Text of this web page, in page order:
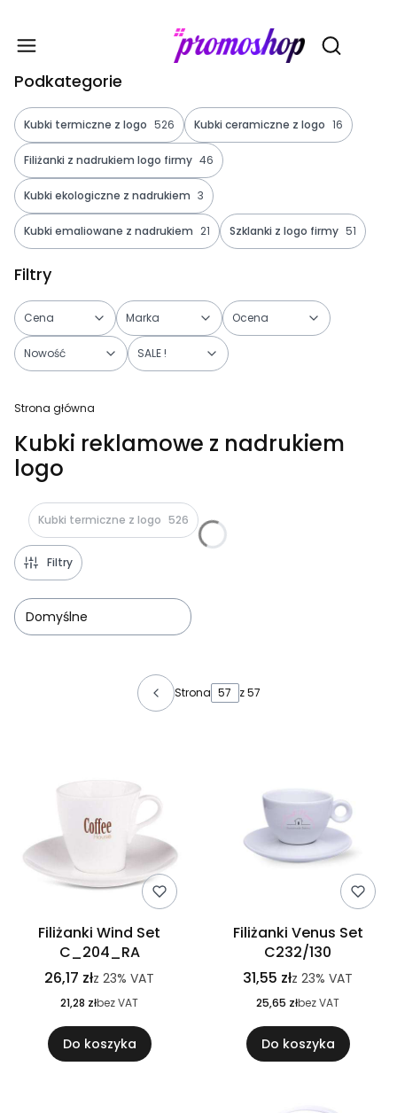
Otwórz
Podkategorie
Kubki termiczne z logo 526 Kubki ceramiczne z logo 16
Filiżanki z nadrukiem logo firmy 46
Kubki ekologiczne z nadrukiem 3
Kubki emaliowane z nadrukiem 21 Szklanki z logo firmy 51
Filtry
Cena Marka Ocena
Nowość SALE !
Strona główna
Kubki reklamowe z nadrukiem
logo
Kubki termiczne z logo 526
Filtry
Domyślne
Strona z 57
Filiżanki Wind Set
C_204_RA
26,17 złz 23% VAT
21,28 złbez VAT
Do koszyka
Filiżanki Venus Set
C232/130
31,55 złz 23% VAT
25,65 złbez VAT
Do koszyka